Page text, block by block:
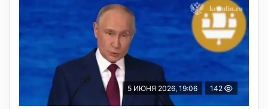
5 ИЮНЯ 2026, 19:06 142